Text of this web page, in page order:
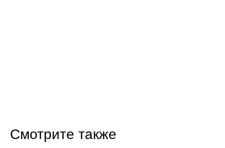
Смотрите также